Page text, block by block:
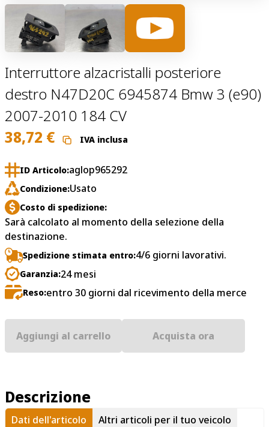
Interruttore alzacristalli posteriore
destro N47D20C 6945874 Bmw 3 (e90)
2007-2010 184 CV
38,72 € IVA inclusa
ID Articolo:aglop965292
Condizione:Usato
Costo di spedizione:
Sarà calcolato al momento della selezione della
destinazione.
Spedizione stimata entro:4/6 giorni lavorativi.
Garanzia:24 mesi
Reso:entro 30 giorni dal ricevimento della merce
Aggiungi al carrello Acquista ora
Descrizione
Dati dell'articolo Altri articoli per il tuo veicolo